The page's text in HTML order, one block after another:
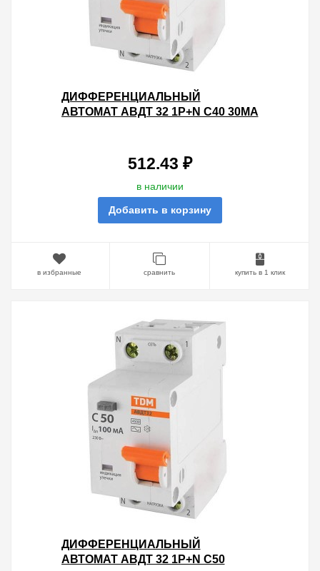
ДИФФЕРЕНЦИАЛЬНЫЙ
АВТОМАТ АВДТ 32 1P+N C40 30МА
512.43 ₽
в наличии
Добавить в корзину
в избранные сравнить купить в 1 клик
ДИФФЕРЕНЦИАЛЬНЫЙ
АВТОМАТ АВДТ 32 1P+N C50